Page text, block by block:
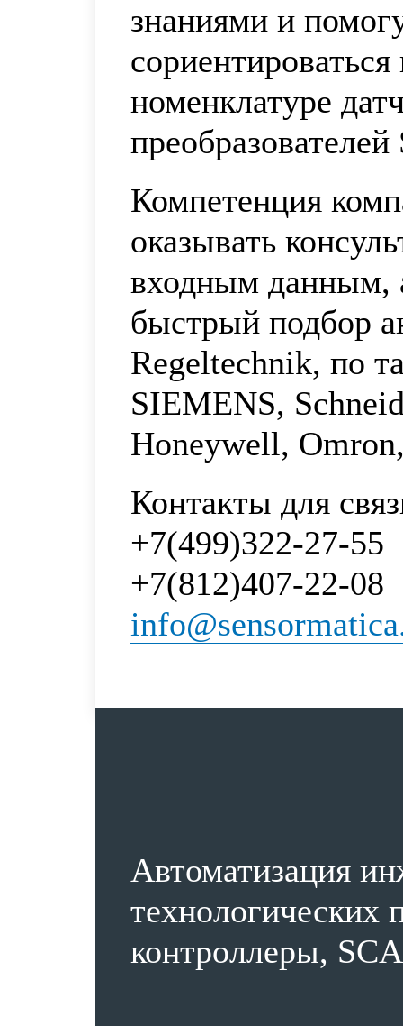
знаниями и
номенклатуре
Компетенция
оказывать
входным данным,
быстрый подбор
Regeltechnik, по
SIEMENS,
Honeywell,
Контакты для
+7(499)322-27-55
+7(812)407-22-08
Автоматизация
технологических
контроллеры,